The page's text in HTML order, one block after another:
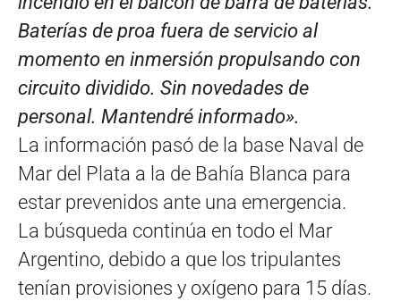
Baterías de proa fuera de servicio al
momento en inmersión propulsando con
circuito dividido. Sin novedades de
personal. Mantendré informado».
La información pasó de la base Naval de
Mar del Plata a la de Bahía Blanca para
estar prevenidos ante una emergencia.
La búsqueda continúa en todo el Mar
Argentino, debido a que los tripulantes
tenían provisiones y oxígeno para 15 días.